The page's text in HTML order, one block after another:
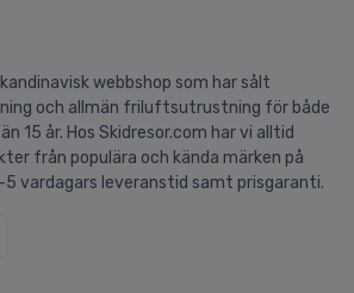
webbshop som har sålt
och allmän friluftsutrustning för både
15 år. Hos Skidresor.com har vi alltid
från populära och kända märken på
5 vardagars leveranstid samt prisgaranti.